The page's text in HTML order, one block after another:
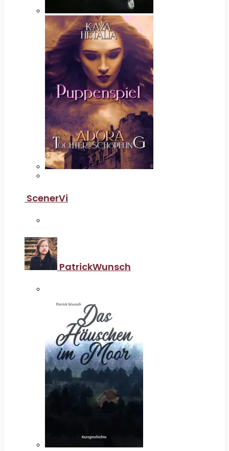
ScenerVi
PatrickWunsch